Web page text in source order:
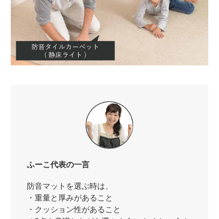
ふーこ代表の一言
防音マットを選ぶ時は、
・重量と厚みがあること
・クッション性があること